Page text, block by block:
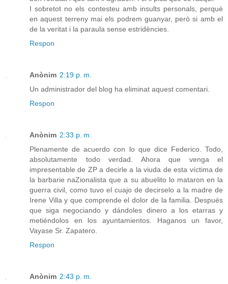
I sobretot no els contesteu amb insults personals, perquè
en aquest terreny mai els podrem guanyar, però si amb el
de la veritat i la paraula sense estridències.
Respon
Anònim 2:19 p. m.
Un administrador del blog ha eliminat aquest comentari.
Respon
Anònim 2:33 p. m.
Plenamente de acuerdo con lo que dice Federico. Todo,
absolutamente todo verdad. Ahora que venga el
impresentable de ZP a decirle a la viuda de esta víctima de
la barbarie naZionalista que a su abuelito lo mataron en la
guerra civil, como tuvo el cuajo de decirselo a la madre de
Irene Villa y que comprende el dolor de la familia. Después
que siga negociando y dándoles dinero a los etarras y
metiéndolos en los ayuntamientos. Haganos un favor,
Vayase Sr. Zapatero.
Respon
Anònim 2:43 p. m.